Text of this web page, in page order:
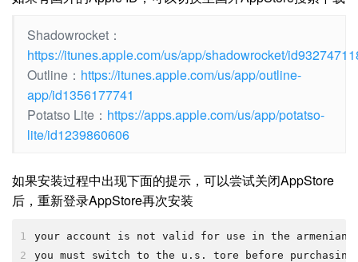
Shadowrocket：
https://itunes.apple.com/us/app/shadowrocket/
Outline： https://itunes.apple.com/us/app/outline-
app/id1356177741
Potatso Lite： https://apps.apple.com/us/app/potatso-
lite/id1239860606
如果安装过程中出现下面的提示，可以尝试关闭AppStore
后，重新登录AppStore再次安装
1
2
your account is not valid for use in the armenian
you must switch to the u.s. tore before